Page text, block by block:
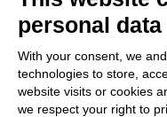
personal
With your consent, we
technologies to store,
website visits or cookies
we respect your right to